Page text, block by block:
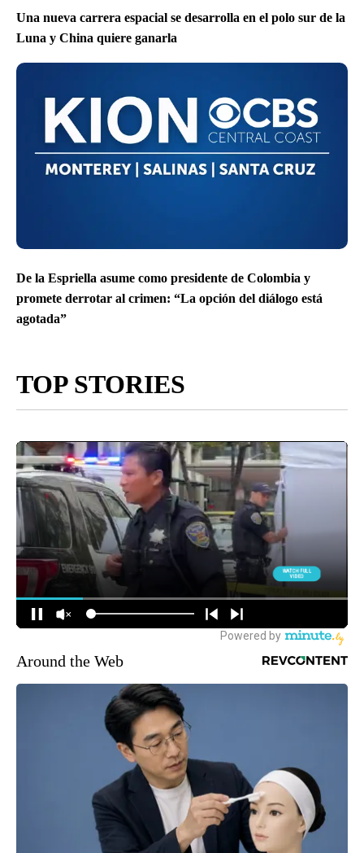
Una nueva carrera espacial se desarrolla en el polo sur de la
Luna y China quiere ganarla
De la Espriella asume como presidente de Colombia y
promete derrotar al crimen: “La opción del diálogo está
agotada”
TOP STORIES
Around the Web